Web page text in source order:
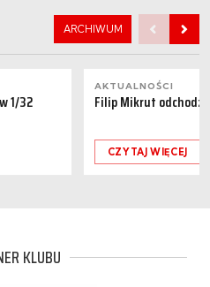
ARCHIWUM
1/32
AKTUALNOŚCI
Filip Mikrut
CZYTAJ WIĘCEJ
KLUBU